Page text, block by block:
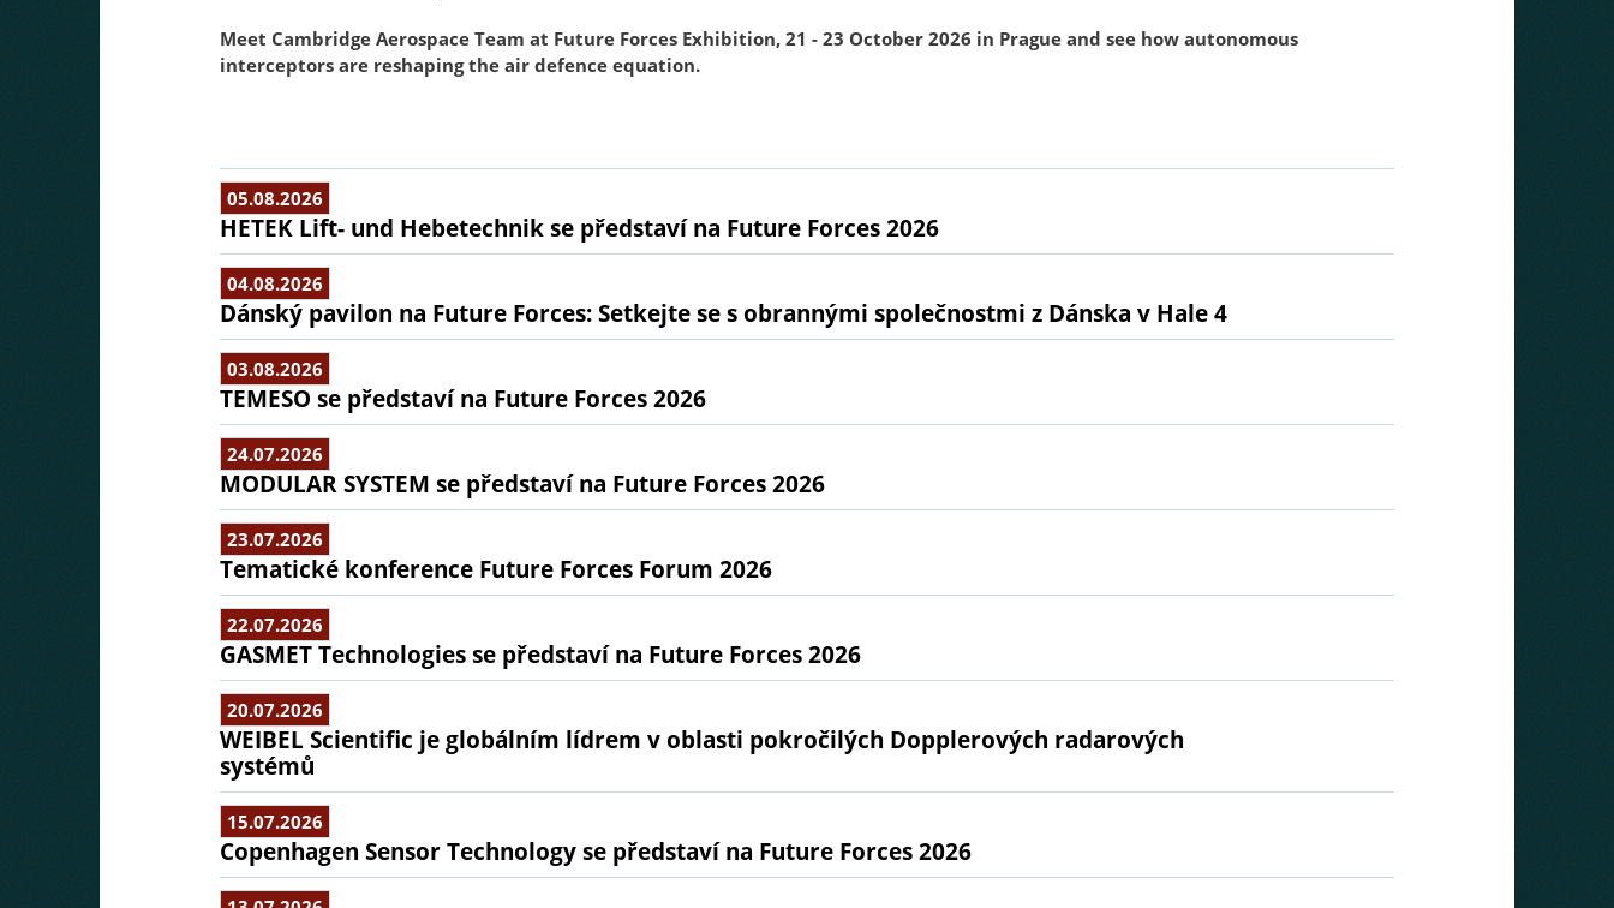
Meet Cambridge Aerospace Team at Future Forces Exhibition, 21 - 23 October 2026 in Prague and see how autonomous
interceptors are reshaping the air defence equation.
05.08.2026
HETEK Lift- und Hebetechnik se představí na Future Forces 2026
04.08.2026
Dánský pavilon na Future Forces: Setkejte se s obrannými společnostmi z Dánska v Hale 4
03.08.2026
TEMESO se představí na Future Forces 2026
24.07.2026
MODULAR SYSTEM se představí na Future Forces 2026
23.07.2026
Tematické konference Future Forces Forum 2026
22.07.2026
GASMET Technologies se představí na Future Forces 2026
20.07.2026
WEIBEL Scientific je globálním lídrem v oblasti pokročilých Dopplerových radarových
systémů
15.07.2026
Copenhagen Sensor Technology se představí na Future Forces 2026